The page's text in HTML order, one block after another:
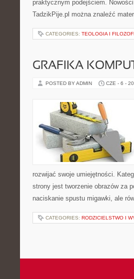
praktycznym podejściem.
TadzikPije.pl można znaleźć
CATEGORIES: TEOLOGIA I
GRAFIKA
POSTED BY ADMIN CZE - 6 -
rozwijać swoje umiejętności.
strony jest tworzenie obrazów za
naciskanie spustu migawki, ale
CATEGORIES: RODZICIELSTWO I